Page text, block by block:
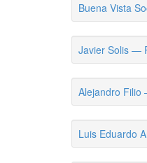
Buena Vista
Javier Solis —
Alejandro Filio
Luis Eduardo